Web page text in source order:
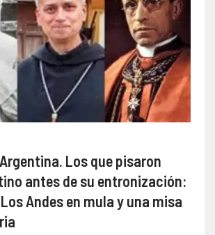
Los que pisaron
antes de su entronización:
Andes en mula y una misa